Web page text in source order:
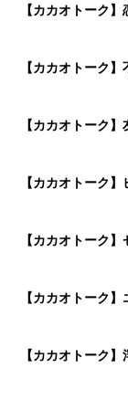
【カカオトーク
【カカオトーク
【カカオトーク
【カカオトーク
【カカオトーク
【カカオトーク
【カカオトーク